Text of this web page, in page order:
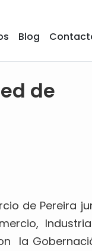
Blog
de
de Pereira
la